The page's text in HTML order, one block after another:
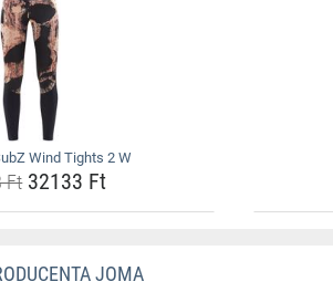
Wind Tights 2 W
Ft32133 Ft
JOMA